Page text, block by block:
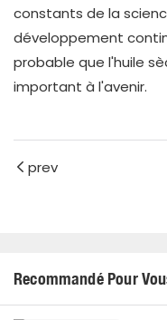
constants de la
développement
probable que l'huile
important à l'avenir.
prev
Recommandé Pour